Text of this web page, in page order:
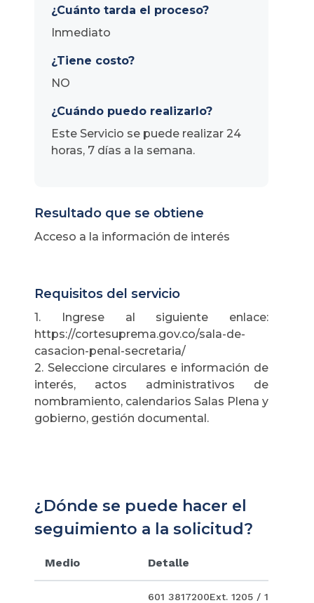
¿Cuánto tarda el proceso?
Inmediato
¿Tiene costo?
NO
¿Cuándo puedo realizarlo?
Este Servicio se puede realizar 24
horas, 7 días a la semana.
Resultado que se obtiene
Acceso a la información de interés
Requisitos del servicio
1. Ingrese al siguiente enlace:
https://cortesuprema.gov.co/sala-de-
casacion-penal-secretaria/
2. Seleccione circulares e información de
interés, actos administrativos de
nombramiento, calendarios Salas Plena y
gobierno, gestión documental.
¿Dónde se puede hacer el
seguimiento a la solicitud?
Medio Detalle
601 3817200Ext. 1205 / 1202 /